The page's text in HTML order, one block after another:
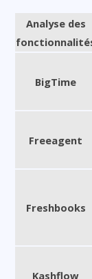
Analyse des
BigTime
Freeagent
Freshbooks
Kashflow